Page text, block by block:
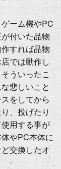
ーム機やPC
付いた品物
すれば品物
では動作し
ういったこ
悲しいこと
をしてから
、投げたり
用する事が
やPC本体に
交換したオ